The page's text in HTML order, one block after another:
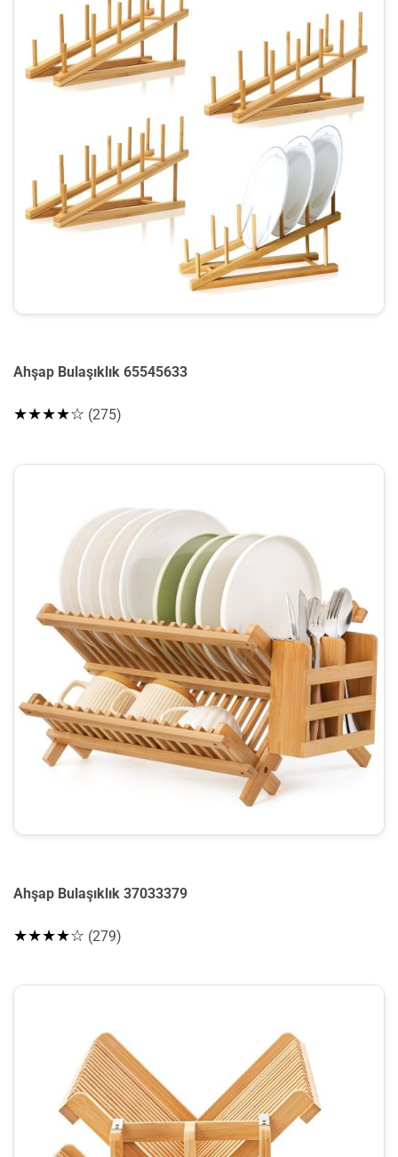
Ahşap Bulaşıklık 65545633
★★★★☆ (275)
Ahşap Bulaşıklık 37033379
★★★★☆ (279)